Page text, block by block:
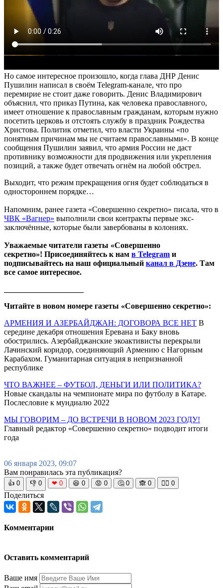
Но самое интересное произошло, когда глава ДНР Денис
Пушилин написал в своём Telegram-канале, что про
перемирие не стоит даже говорить. Денис Владимирович
объяснил, что приказ Путина, как человека православного,
имеет отношение к православным гражданам, которым нужно
посетить церковь и отстоять службу в праздник Рождества
Христова. Политик отметил, что власти Украины «по
понятным причинам мы не считаем православными». В конце
сообщения Пушилин заявил, что армия России не даст
противнику возможности для продвижения или укрепления
позиций, а также будет отвечать огнём на любой обстрел.
Выходит, что режим прекращения огня будет соблюдаться в
одностороннем порядке…
Напомним, ранее газета «Совершенно секретно» писала, что в
ЧВК «Вагнер» выполнили свои контракты первые экс-
заключённые, которые были завербованы в колониях.
Уважаемые читатели газеты «Совершенно
секретно»! Присоединяйтесь к нам в Telegram и
подписывайтесь на наш официальный канал в Дзене. Там
все самое интересное.
Читайте в новом номере газеты «Совершенно секретно»:
АРМЕНИЯ И АЗЕРБАЙДЖАН: ДОГОВОРА ВСЕ НЕТ В
середине декабря отношения Еревана и Баку вновь
обострились. Азербайджанские экоактивисты перекрыли
Лачинский коридор, соединяющий Армению с Нагорным
Карабахом. Гуманитарная ситуация в непризнанной
республике
ЧТО ВАЖНЕЕ – ФУТБОЛ, ДЕНЬГИ ИЛИ ПОЛИТИКА?
Новые скандалы на чемпионате мира по футболу в Катаре.
Послесловие к мундиалю 2022
МЫ ГОВОРИМ – ДО ВСТРЕЧИ В НОВОМ 2023 ГОДУ!
Главный редактор «Совершенно секретно» подводит итоги
года
06 января 2023, 09:07
Вам понравилась эта публикация?
👍 0 👎 0 ❤ 0 😆 0 😡 0 🤔 0 🙈 0 🧘‍♀️ 0
Поделиться
Комментарии
Оставить комментарий
Ваше имя